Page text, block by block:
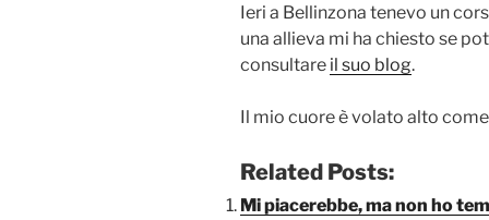
Ieri a Bellinzona tenevo un
una allieva mi ha chiesto se
consultare il suo blog.
Il mio cuore è volato alto
Related Posts:
Mi piacerebbe, ma non ho